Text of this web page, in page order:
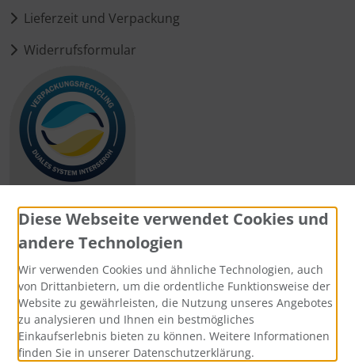
Lieferzeit und Verpackung
Widerrufsformular
Zahlungsmethoden
Social Media
Diese Webseite verwendet Cookies und
andere Technologien
Wir verwenden Cookies und ähnliche Technologien, auch
von Drittanbietern, um die ordentliche Funktionsweise der
Website zu gewährleisten, die Nutzung unseres Angebotes
zu analysieren und Ihnen ein bestmögliches
Einkaufserlebnis bieten zu können. Weitere Informationen
finden Sie in unserer Datenschutzerklärung.